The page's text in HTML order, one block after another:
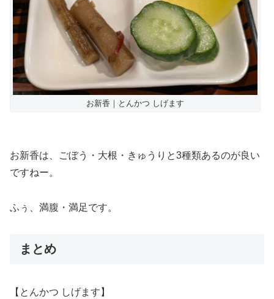
お新香｜とんかつ しげます
お新香は、ごぼう・大根・きゅうりと3種類あるのが良い
ですねー。
ふぅ、満腹・満足です。
まとめ
【とんかつ しげます】